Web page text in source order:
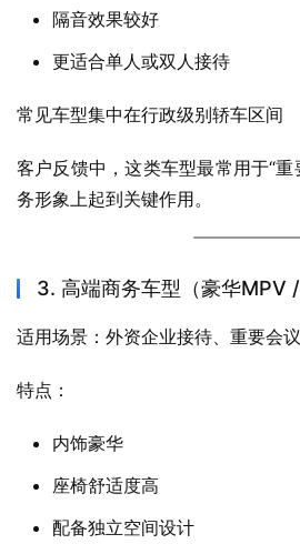
隔音效果较好
更适合单人或双人接待
常见车型集中在行政级别轿车区间
客户反馈中，这类车型最常用于“
务形象上起到关键作用。
3. 高端商务车型（豪华MPV /
适用场景：外资企业接待、重要会
特点：
内饰豪华
座椅舒适度高
配备独立空间设计